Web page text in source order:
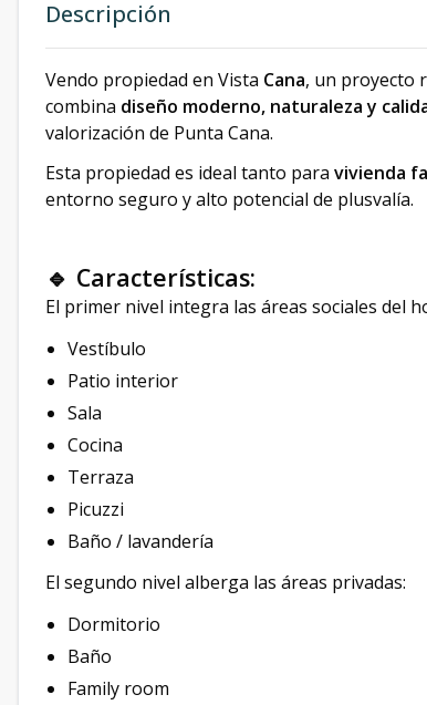
Descripción
Vendo propiedad en Vista Cana, un proyecto
combina diseño moderno, naturaleza y
valorización de Punta Cana.
Esta propiedad es ideal tanto para vivienda
entorno seguro y alto potencial de plusvalía.
🔹 Características:
El primer nivel integra las áreas sociales del
Vestíbulo
Patio interior
Sala
Cocina
Terraza
Picuzzi
Baño / lavandería
El segundo nivel alberga las áreas privadas:
Dormitorio
Baño
Family room